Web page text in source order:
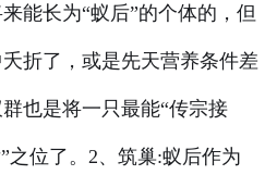
能长为“蚁后”的个体的，但
折了，或是先天营养条件差
也是将一只最能“传宗接
之位了。2、筑巢:蚁后作为